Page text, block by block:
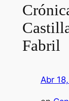
Fabril
Abr